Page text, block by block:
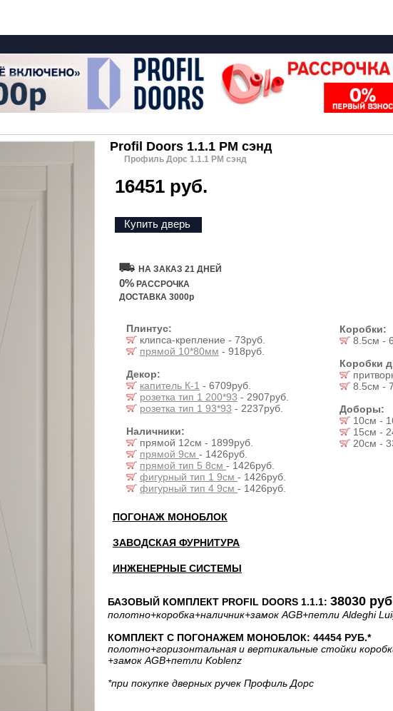
Profil Doors 1.1.1 PM сэнд
Профиль Дорс 1.1.1 PM сэнд
16451 руб.
Купить дверь
НА ЗАКАЗ 21 ДНЕЙ
0% РАССРОЧКА
ДОСТАВКА 3000р
Плинтус:
клипса-крепление - 73руб.
прямой 10*80мм - 918руб.
Декор:
капитель К-1 - 6709руб.
розетка тип 1 200*93 - 2907руб.
розетка тип 1 93*93 - 2237руб.
Наличники:
прямой 12см - 1899руб.
прямой 9см - 1426руб.
прямой тип 5 8см - 1426руб.
фигурный тип 1 9см - 1426руб.
фигурный тип 4 9см - 1426руб.
Коробки:
8.5см -
Коробки
8.5см -
Доборы:
10см -
15см -
20см -
ПОГОНАЖ МОНОБЛОК
ЗАВОДСКАЯ ФУРНИТУРА
ИНЖЕНЕРНЫЕ СИСТЕМЫ
БАЗОВЫЙ КОМПЛЕКТ PROFIL DOORS 1.1.1: 38030
полотно+коробка+наличник+замок AGB+петли Aldeghi
КОМПЛЕКТ С ПОГОНАЖЕМ МОНОБЛОК: 44454 РУБ.*
полотно+горизонтальная и вертикальные стойки
+замок AGB+петли Koblenz
*при покупке дверных ручек Профиль Дорс